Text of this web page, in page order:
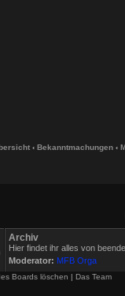
‹ Bekanntmachungen ‹
Archiv
Hier findet ihr alles von
Moderator: MFB Orga
Boards löschen | Das Team